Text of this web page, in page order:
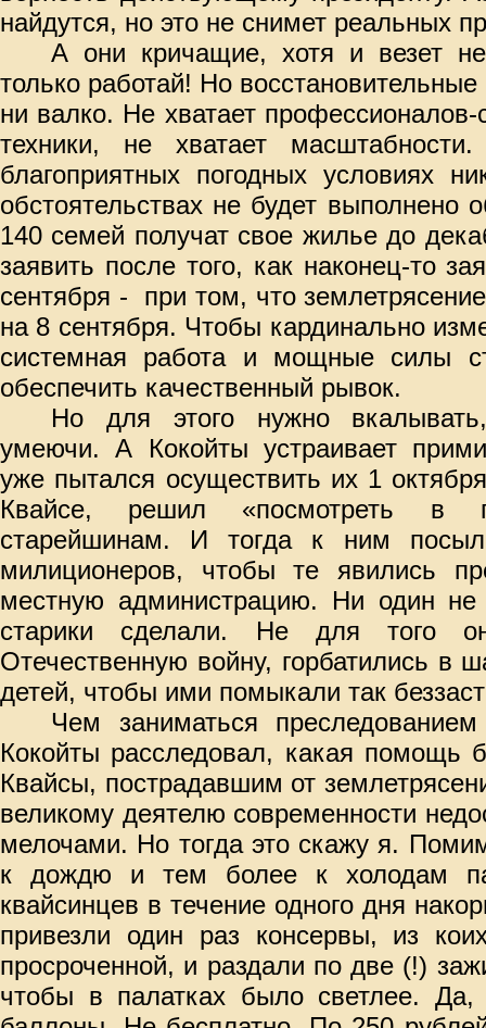
найдутся, но это не снимет реальных
А они кричащие, хотя и везет
только работай! Но
ни валко. Не хватает профессионалов-
техники, не хватает
благоприятных погодных условиях
обстоятельствах не будет выполнено
140 семей получат свое жилье до
заявить после того, как наконец-то
сентября -
при том, что
на 8 сентября. Чтобы кардинально
системная работа и мощные силы
обеспечить качественный рывок.
Но для этого нужно
умеючи. А Кокойты устраивает
уже пытался осуществить их 1
Квайсе, решил «посмотреть в
старейшинам. И тогда к ним
милиционеров, чтобы те явились
местную администрацию. Ни один
старики сделали. Не для того
Отечественную войну, горбатились в
детей, чтобы ими помыкали так
Чем заниматься
Кокойты расследовал, какая помощь
Квайсы, пострадавшим от
великому деятелю современности
мелочами. Но тогда это скажу я.
к дождю и тем более к холодам
квайсинцев в течение одного дня
привезли один раз консервы, из
просроченной, и раздали по две (!)
чтобы в палатках было светлее. Да,